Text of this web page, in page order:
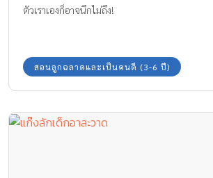
ตัวเราเองก็อาจนึกไม่ถึง!
สอนลูกฉลาดและเป็นคนดี (3-6 ปี)